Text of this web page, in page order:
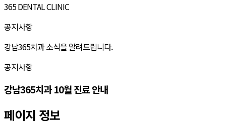
365 DENTAL CLINIC
공지사항
강남365치과 소식을 알려드립니다.
공지사항
강남365치과 10월 진료 안내
페이지 정보